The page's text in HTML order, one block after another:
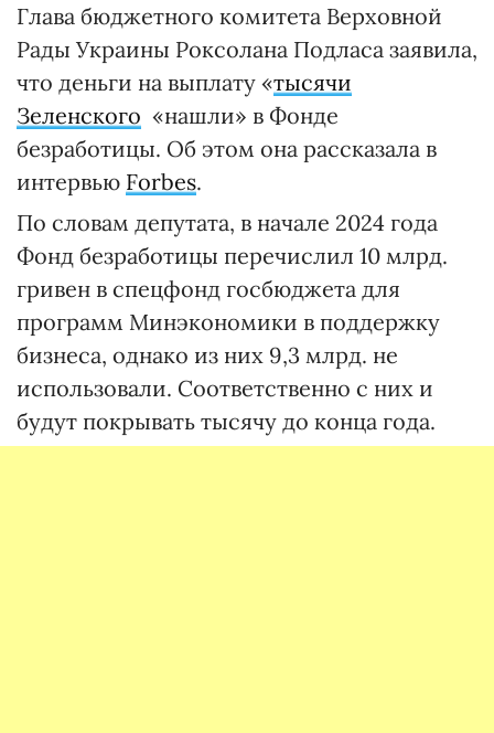
Глава бюджетного комитета Верховной
Рады Украины Роксолана Подласа заявила,
что деньги на выплату «тысячи
Зеленского «нашли» в Фонде
безработицы. Об этом она рассказала в
интервью Forbes.
По словам депутата, в начале 2024 года
Фонд безработицы перечислил 10 млрд.
гривен в спецфонд госбюджета для
программ Минэкономики в поддержку
бизнеса, однако из них 9,3 млрд. не
использовали. Соответственно с них и
будут покрывать тысячу до конца года.